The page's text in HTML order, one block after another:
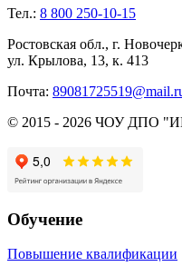
Тел.: 8 800 250-10-15
Ростовская обл., г.
ул. Крылова, 13, к. 413
Почта:
© 2015 - 2026 ЧОУ ДПО
Обучение
Повышение квалификации